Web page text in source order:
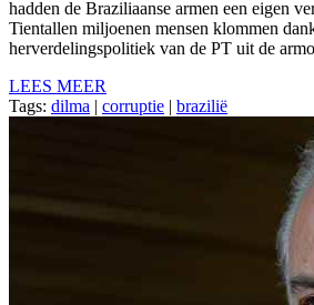
hadden de Braziliaanse armen een eigen
Tientallen miljoenen mensen klommen
herverdelingspolitiek van de PT uit de
LEES MEER
Tags: dilma | corruptie | brazilië